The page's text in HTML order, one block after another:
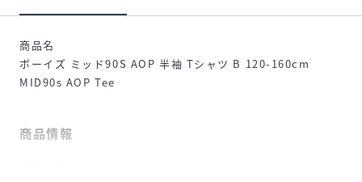
商品名
ボーイズ ミッド90S AOP 半袖 Tシャツ B 120-160cm
MID90s AOP Tee
商品情報